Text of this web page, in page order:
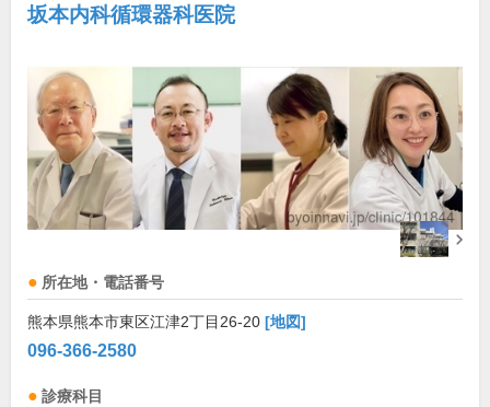
坂本内科循環器科医院
所在地・電話番号
熊本県熊本市東区江津2丁目26-20 [地図]
096-366-2580
診療科目